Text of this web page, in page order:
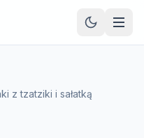
z tzatziki i sałatką